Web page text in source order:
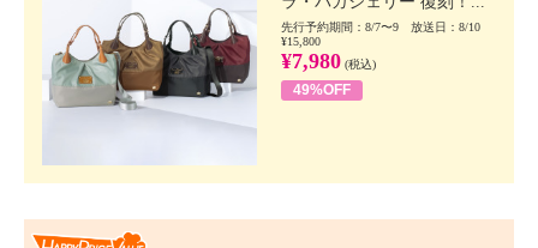
先行予約期間：8/7〜9 放送日：8/10
¥15,800
¥7,980 (税込)
49%OFF